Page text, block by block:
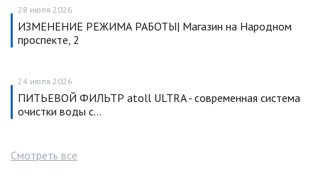
28 июля 2026
ИЗМЕНЕНИЕ РЕЖИМА РАБОТЫ| Магазин на Народном
проспекте, 2
24 июля 2026
ПИТЬЕВОЙ ФИЛЬТР atoll ULTRA - современная система
очистки воды с…
Смотреть все